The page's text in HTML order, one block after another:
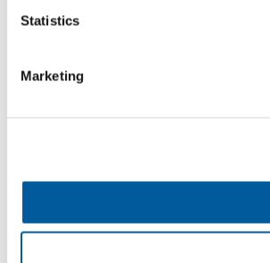
Statistics
Marketing